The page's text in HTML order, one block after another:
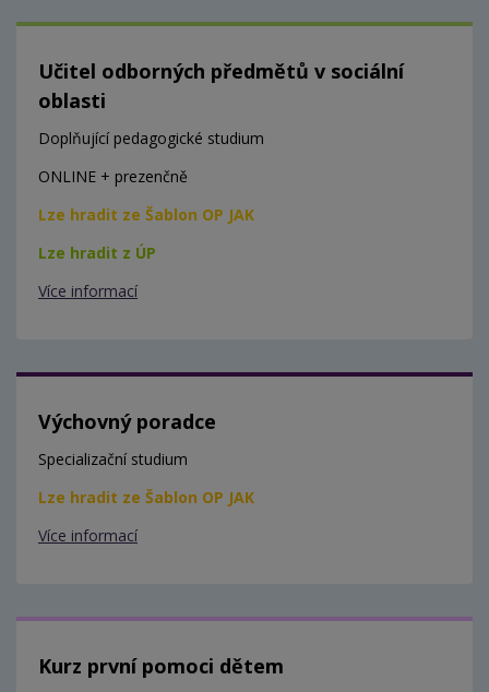
Učitel odborných předmětů v sociální
oblasti
Doplňující pedagogické studium
ONLINE + prezenčně
Lze hradit ze Šablon OP JAK
Lze hradit z ÚP
Více informací
Výchovný poradce
Specializační studium
Lze hradit ze Šablon OP JAK
Více informací
Kurz první pomoci dětem